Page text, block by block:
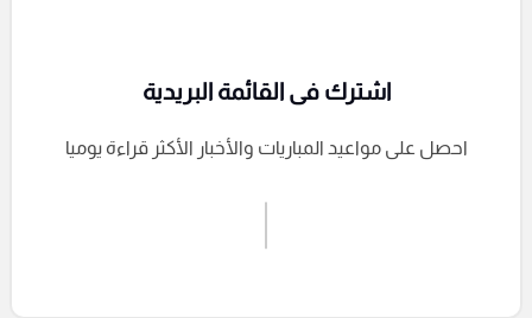
إرسال تعليق
اشترك فى القائمة البريدية
احصل على مواعيد المباريات والأخبار الأكثر قراءة يوميا